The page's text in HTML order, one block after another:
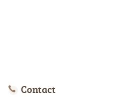
Contact